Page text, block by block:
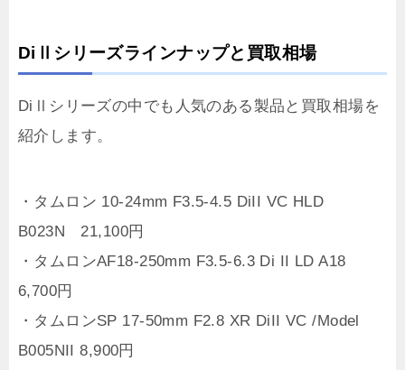
DiⅡシリーズラインナップと買取相場
DiⅡシリーズの中でも人気のある製品と買取相場を
紹介します。
・タムロン 10-24mm F3.5-4.5 DiII VC HLD
B023N 21,100円
・タムロンAF18-250mm F3.5-6.3 Di II LD A18
6,700円
・タムロンSP 17-50mm F2.8 XR DiII VC /Model
B005NII 8,900円